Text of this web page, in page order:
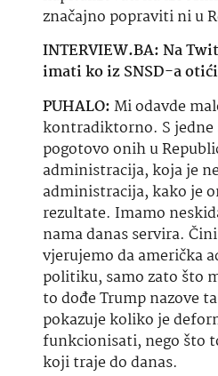
značajno popraviti ni u
INTERVIEW.BA: Na
imatikoiz SNSD-a
PUHALO:Miodavde
kontradiktorno. S jedne
pogotovo onih u
administracija, koja je
administracija, kako je
rezultate. Imamo
nama danas servira.
vjerujemo da američka
politiku, samo zato što
to dođe Trump nazove
pokazuje koliko je
funkcionisati, nego što
koji traje do danas.